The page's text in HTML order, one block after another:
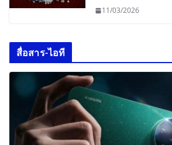
11/03/2026
สื่อสาร-ไอที